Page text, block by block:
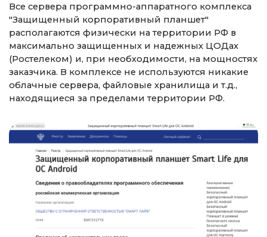
Все сервера программно-аппаратного комплекса
"Защищенный корпоративный планшет"
располагаются физически на территории РФ в
максимально защищенных и надежных ЦОДах
(Ростелеком) и, при необходимости, на мощностях
заказчика. В комплексе не используются никакие
облачные сервера, файловые хранилища и т.д.,
находящиеся за пределами территории РФ.